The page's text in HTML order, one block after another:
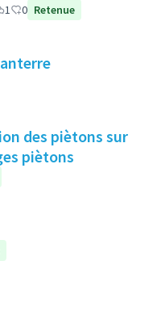
1 0 Retenue
des piètons sur
piètons